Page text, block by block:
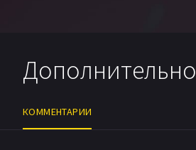
Дополнительно
КОММЕНТАРИИ